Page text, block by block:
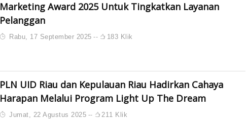
Marketing Award 2025 Untuk Tingkatkan Layanan
Pelanggan
Rabu, 17 September 2025 183 Klik
PLN UID Riau dan Kepulauan Riau Hadirkan Cahaya
Harapan Melalui Program Light Up The Dream
Jumat, 22 Agustus 2025 211 Klik